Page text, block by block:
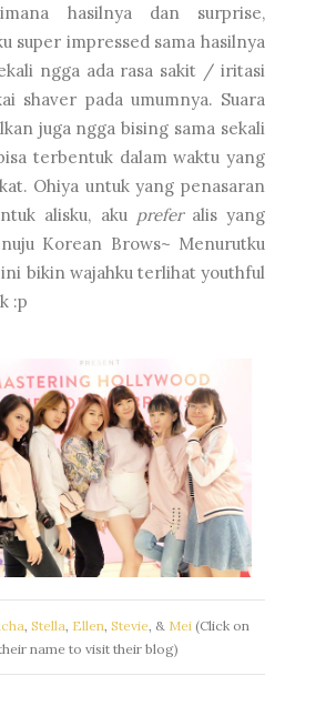
hasilnya dan surprise,
super impressed sama hasilnya
ngga ada rasa sakit / iritasi
shaver pada umumnya. Suara
juga ngga bising sama sekali
terbentuk dalam waktu yang
Ohiya untuk yang penasaran
alisku, aku preferalis yang
Korean Brows~ Menurutku
bikin wajahku terlihat youthful
:p
Stella Ellen Stevie, & Mei(Click on
name to visit their blog)